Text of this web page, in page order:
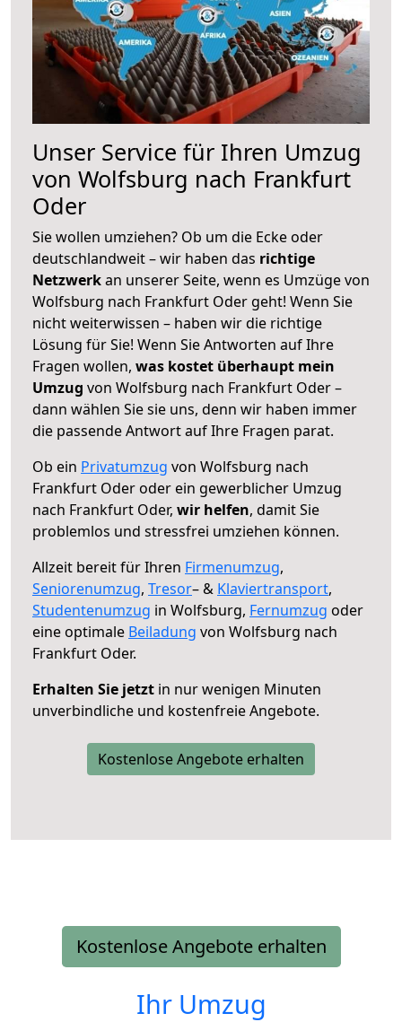
Unser Service für Ihren Umzug
von Wolfsburg nach Frankfurt
Oder
Sie wollen umziehen? Ob um die Ecke oder
deutschlandweit – wir haben das richtige
Netzwerkan unserer Seite, wenn es Umzüge von
Wolfsburg nach Frankfurt Oder geht! Wenn Sie
nicht weiterwissen – haben wir die richtige
Lösung für Sie! Wenn Sie Antworten auf Ihre
Fragen wollen, was kostet überhaupt mein
Umzug von Wolfsburg nach Frankfurt Oder –
dann wählen Sie sie uns, denn wir haben immer
die passende Antwort auf Ihre Fragen parat.
Ob ein Privatumzug von Wolfsburg nach
Frankfurt Oder oder ein gewerblicher Umzug
nach Frankfurt Oder, wir helfen, damit Sie
problemlos und stressfrei umziehen können.
Allzeit bereit für Ihren Firmenumzug,
Seniorenumzug, Tresor– & Klaviertransport,
Studentenumzug in Wolfsburg, Fernumzug oder
eine optimale Beiladung von Wolfsburg nach
Frankfurt Oder.
Erhalten Sie jetzt in nur wenigen Minuten
unverbindliche und kostenfreie Angebote.
Kostenlose Angebote erhalten
Kostenlose Angebote erhalten
Ihr Umzug